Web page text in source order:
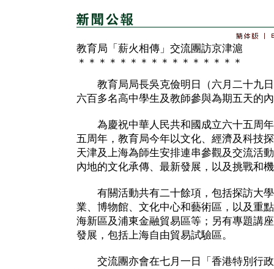
教育局「薪火相傳」交流團訪京津滬
＊＊＊＊＊＊＊＊＊＊＊＊＊＊＊＊
教育局局長吳克儉明日（六月二十九日
六百多名高中學生及教師參與為期五天的
為慶祝中華人民共和國成立六十五周年
五周年，教育局今年以文化、經濟及科技
天津及上海為師生安排連串參觀及交流活
內地的文化承傳、最新發展，以及挑戰和
有關活動共有二十餘項，包括探訪大學
業、博物館、文化中心和藝術區，以及重
海新區及浦東金融貿易區等；另有專題講
發展，包括上海自由貿易試驗區。
交流團亦會在七月一日「香港特別行政